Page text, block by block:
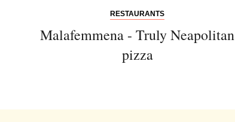
RESTAURANTS
Malafemmena - Truly Neapolitan
pizza